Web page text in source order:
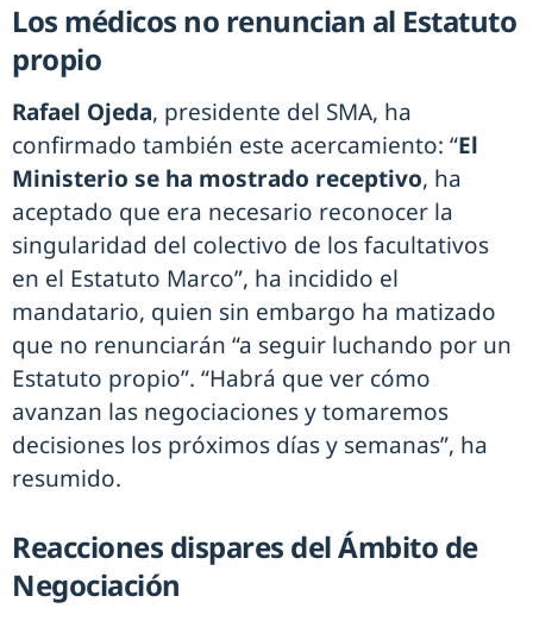
Los médicos no renuncian al Estatuto
propio
Rafael Ojeda, presidente del SMA, ha
confirmado también este acercamiento: “El
Ministerio se ha mostrado receptivo, ha
aceptado que era necesario reconocer la
singularidad del colectivo de los facultativos
en el Estatuto Marco”, ha incidido el
mandatario, quien sin embargo ha matizado
que no renunciarán “a seguir luchando por un
Estatuto propio”. “Habrá que ver cómo
avanzan las negociaciones y tomaremos
decisiones los próximos días y semanas”, ha
resumido.
Reacciones dispares del Ámbito de
Negociación